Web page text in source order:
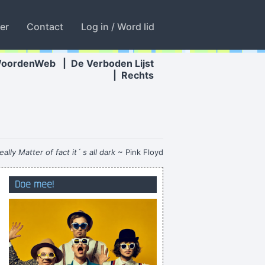
Contact Log in / Word lid
De Verboden Lijst
Rechts
Matter of fact it´ s all dark ~ Pink Floyd
ziet u al na 10 dagen. Euhhh... ZIEN?!
Unknowingly annoyingly
de kaas voor de voeten wegmaaien
hersens heeft zal het wel kloppen
tis nie omdak wijs, da ge moet kijken
of weed and a bloke holding an egg
Doe mee!